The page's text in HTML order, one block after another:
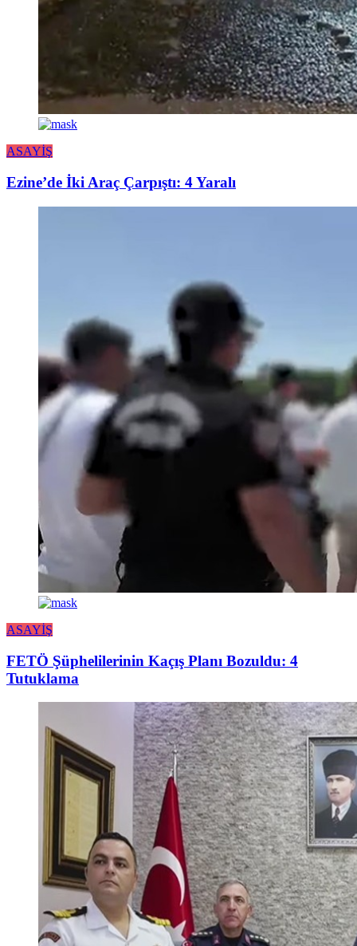
ASAYİŞ
Ezine’de İki Araç Çarpıştı: 4 Yaralı
ASAYİŞ
FETÖ Şüphelilerinin Kaçış Planı Bozuldu: 4
Tutuklama